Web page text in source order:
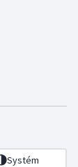
Systém